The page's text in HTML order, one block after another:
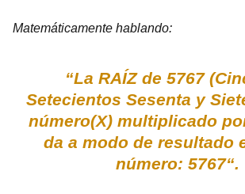
Matemáticamente hablando:
“La RAÍZ de 5767
Setecientos Sesenta y
número(X) multiplicado
da a modo de resultado
número: 5767“.